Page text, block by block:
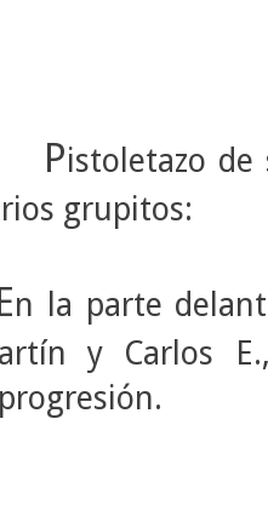
istoletazo
grupitos:
n la parte
y Carlos